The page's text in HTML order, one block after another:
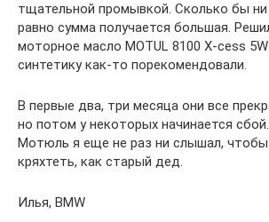
тщательной промывкой. Сколько бы ни
равно сумма получается большая.
моторное масло MOTUL 8100 X-cess
синтетику как-то порекомендовали.
В первые два, три месяца они все
но потом у некоторых начинается
Мотюль я еще не раз ни слышал, чтобы
кряхтеть, как старый дед.
Илья, BMW